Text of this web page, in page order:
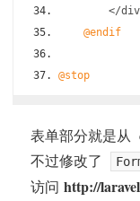
</div
@endif
@stop
表单部分就是从
不过修改了
访问 http://